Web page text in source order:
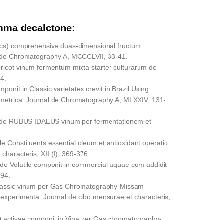
decalctone:
comprehensive duas-dimensional fructum
Chromatography A, MCCCLVII, 33-41.
vinum fermentum mixta starter culturarum de
in Classic varietates crevit in Brazil Using
Journal de Chromatography A, MLXXIV, 131-
RUBUS IDAEUS vinum per fermentationem et
Constituents essential oleum et antioxidant operatio
XII (I), 369-376.
Volatile componit in commercial aquae cum addidit
vinum per Gas Chromatography-Missam
Journal de cibo mensurae et characteris,